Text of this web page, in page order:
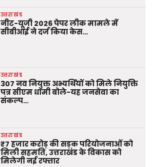
उत्तराखंड
नीट-यूजी 2026 पेपर लीक मामले में
सीबीआई ने दर्ज किया केस…
उत्तराखंड
307 नव नियुक्त अभ्यर्थियों को मिले नियुक्ति
पत्र सीएम धामी बोले-यह जनसेवा का
संकल्प…
उत्तराखंड
₹7 हजार करोड़ की सड़क परियोजनाओं को
मिली सहमति, उत्तराखंड के विकास को
मिलेगी नई रफ्तार